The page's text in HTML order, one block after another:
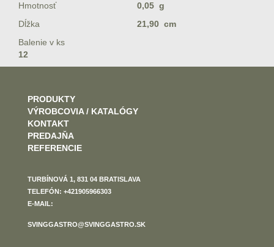
Hmotnosť
0,05 g
Dĺžka
21,90 cm
Balenie v ks
12
PRODUKTY
VÝROBCOVIA / KATALÓGY
KONTAKT
PREDAJŇA
REFERENCIE
TURBÍNOVÁ 1, 831 04 BRATISLAVA
TELEFÓN: +421905966303
E-MAIL:
SVINGGASTRO@SVINGGASTRO.SK